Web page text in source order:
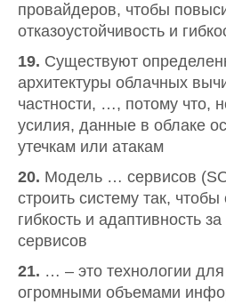
провайдеров, чтобы
отказоустойчивость и
19. Существуют
архитектуры облачных
частности, …, потому что,
усилия, данные в облаке
утечкам или атакам
20. Модель … сервисов
строить систему так,
гибкость и адаптивность
сервисов
21. … – это технологии
огромными объемами